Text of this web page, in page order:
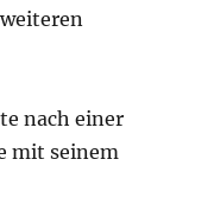
nach einer
mit seinem